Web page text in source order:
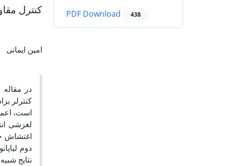
کنترل
امین ایمانی
در
کنترلر
است،
لغزشی
دوم
نتایج
PDF Download 438